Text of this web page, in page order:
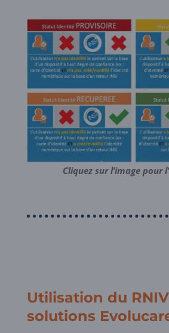
Cliquez sur l’image pour
Utilisation du
solutions